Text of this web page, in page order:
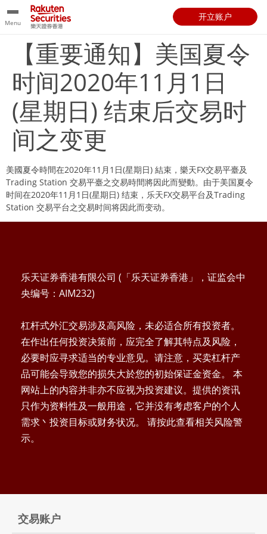
Menu
开立账户
【重要通知】美国夏令
时间2020年11月1日
(星期日) 结束后交易时
间之变更
美國夏令時間在2020年11月1日(星期日) 結束，樂天FX交易平臺及
Trading Station 交易平臺之交易時間將因此而變動。由于美国夏令
时间在2020年11月1日(星期日) 结束，乐天FX交易平台及Trading
Station 交易平台之交易时间将因此而变动。
乐天证券香港有限公司 (「乐天证券香港」，证监会中
央编号：AIM232)
杠杆式外汇交易涉及高风险，未必适合所有投资者。
在作出任何投资决策前，应完全了解其特点及风险，
必要时应寻求适当的专业意见。请注意，买卖杠杆产
品可能会导致您的损失大於您的初始保证金资金。 本
网站上的内容并非亦不应视为投资建议。提供的资讯
只作为资料性及一般用途，它并没有考虑客户的个人
需求丶投资目标或财务状况。 请按此查看相关风险警
示。
交易账户